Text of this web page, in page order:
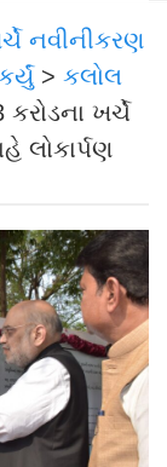
નવીનીકરણ
> કલોલ
કરોડના ખર્ચે
લોકાર્પણ